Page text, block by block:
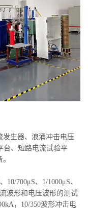
发生器、浪涌冲击电压
台、短路电流试验平
10/700μS、1/1000μS、
波形和电压波形的测试
，10/350波形冲击电